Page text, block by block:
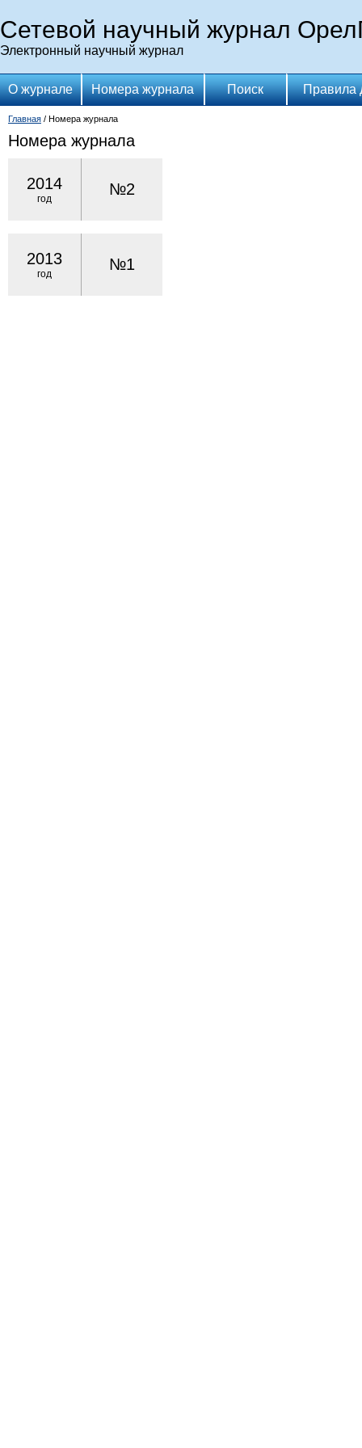
Сетевой научный журнал
Электронный научный журнал
О журнале Номера журнала Поиск Правила
Главная / Номера журнала
Номера журнала
2014
год
№2
2013
год
№1